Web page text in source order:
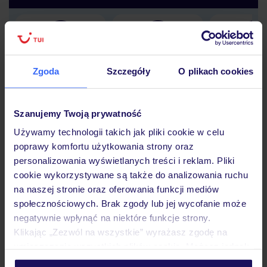
Zgoda Szczegóły O plikach cookies
Szanujemy Twoją prywatność
Używamy technologii takich jak pliki cookie w celu
poprawy komfortu użytkowania strony oraz
personalizowania wyświetlanych treści i reklam. Pliki
cookie wykorzystywane są także do analizowania ruchu
na naszej stronie oraz oferowania funkcji mediów
społecznościowych. Brak zgody lub jej wycofanie może
negatywnie wpłynąć na niektóre funkcje strony.
Klikając „Zezwól na wszystkie” wyrażasz zgodę na
personalizować swój wybór wchodząc w zakładkę
Lider niskich cen
Największe biuro
30 lat w
Hotel
Pokoje
Wyżywienie